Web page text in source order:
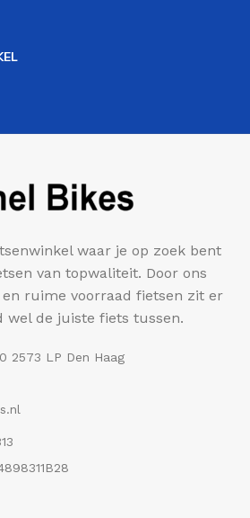
waar je op zoek bent
van topwaliteit. Door ons
ruime voorraad fietsen zit er
wel de juiste fiets tussen.
2573 LP Den Haag